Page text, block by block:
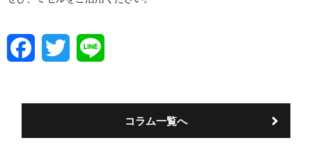
b
w
t
コラム一覧へ